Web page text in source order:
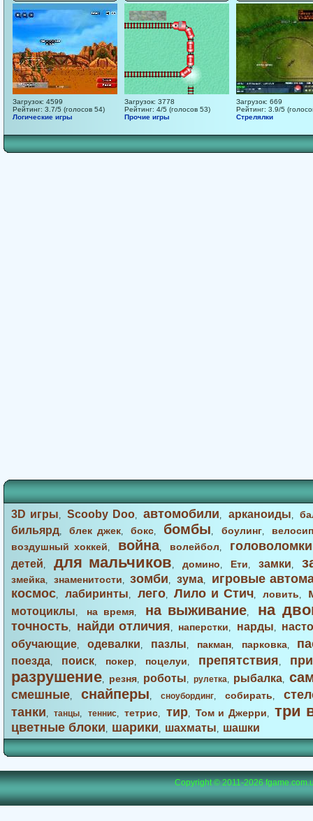
Загрузок: 4599
Рейтинг: 3.7/5 (голосов 54)
Логические игры
Загрузок: 3778
Рейтинг: 4/5 (голосов 53)
Прочие игры
Загрузок: 669
Рейтинг: 3.9/5
Стрелялки
3D игры,Scooby Doo,автомобили, арканоиды,
бильярд,блек джек,бокс, бомбы, боулинг,
воздушный хоккей, война, волейбол, головоломки
детей, для мальчиков, домино, Ети, замки,
змейка, знаменитости,зомби, зума,
игровые
космос, лабиринты, лего,Лило и Стич,ловить,
мотоциклы, на время, на выживание, на
точность, найди отличия, наперстки, нарды,
обучающие, одевалки, пазлы, пакман, парковка,
поезда, поиск, покер, поцелуи, препятствия,
разрушение, резня, роботы, рулетка, рыбалка,
смешные, снайперы, сноубординг, собирать,
танки,танцы, теннис,тетрис, тир,Том и Джерри, три
цветные блоки, шарики, шахматы, шашки
Copyright © 2011-2026